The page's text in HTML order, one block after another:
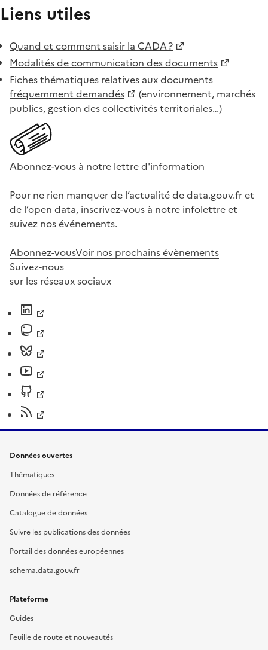
Liens utiles
Quand et comment saisir la CADA ?
Modalités de communication des documents
Fiches thématiques relatives aux documents
fréquemment demandés
(environnement, marchés
publics, gestion des collectivités territoriales…)
Abonnez-vous à notre lettre d'information
Pour ne rien manquer de l’actualité de data.gouv.fr et
de l’open data, inscrivez-vous à notre infolettre et
suivez nos événements.
Abonnez-vousVoir nos prochains évènements
Suivez-nous
sur les réseaux sociaux
Données ouvertes
Thématiques
Données de référence
Catalogue de données
Suivre les publications des données
Portail des données européennes
schema.data.gouv.fr
Plateforme
Guides
Feuille de route et nouveautés